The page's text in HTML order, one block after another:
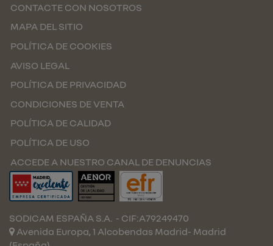
CONTACTE CON NOSOTROS
MAPA DEL SITIO
POLÍTICA DE COOKIES
AVISO LEGAL
POLÍTICA DE PRIVACIDAD
CONDICIONES DE VENTA
POLÍTICA DE CALIDAD
POLÍTICA DE USO
ACCEDE A NUESTRO CANAL DE DENUNCIAS
SODICAM ESPAÑA S.A. - CIF:A79249470
Avenida Europa, 1 Alcobendas Madrid- Madrid